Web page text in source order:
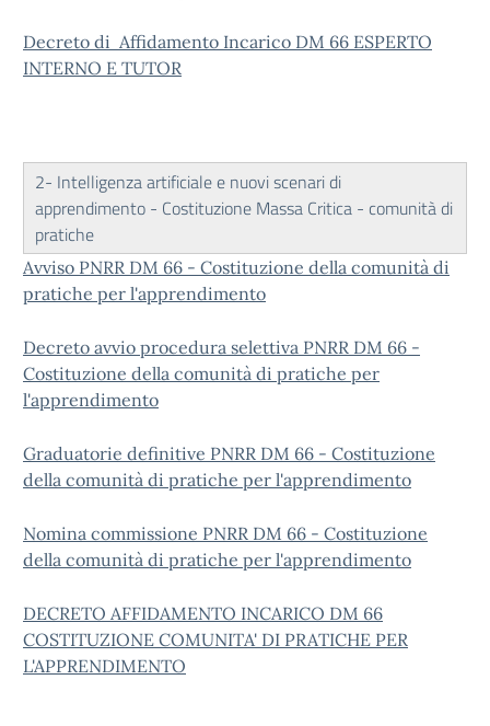
Decreto di Affidamento Incarico DM 66 ESPERTO
INTERNO E TUTOR
2- Intelligenza artificiale e nuovi scenari di
apprendimento - Costituzione Massa Critica - comunità di
pratiche
Avviso PNRR DM 66 - Costituzione della comunità di
pratiche per l'apprendimento
Decreto avvio procedura selettiva PNRR DM 66 -
Costituzione della comunità di pratiche per
l'apprendimento
Graduatorie definitive PNRR DM 66 - Costituzione
della comunità di pratiche per l'apprendimento
Nomina commissione PNRR DM 66 - Costituzione
della comunità di pratiche per l'apprendimento
DECRETO AFFIDAMENTO INCARICO DM 66
COSTITUZIONE COMUNITA' DI PRATICHE PER
L'APPRENDIMENTO